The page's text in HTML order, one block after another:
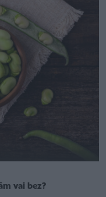
vai bez?